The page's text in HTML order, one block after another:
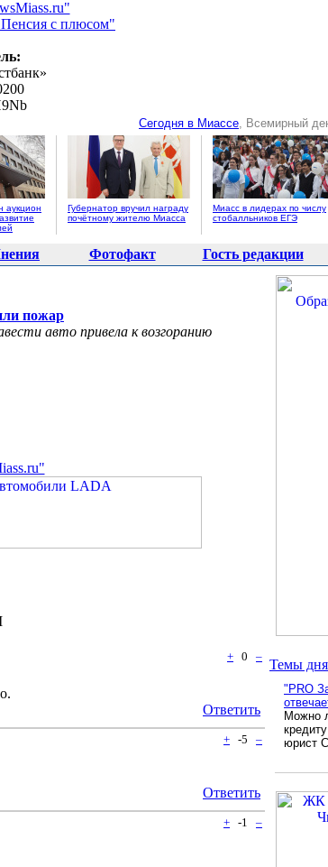
Сегодня в Миассе, Всемирный
аукцион
Губернатор вручил награду
почётному жителю Миасса
Миасс в лидерах по числу
стобалльников ЕГЭ
Фотофакт Гость редакции
пожар
авто привела к возгоранию
+ 0 –
Ответить
+ -5 –
Ответить
+ -1 –
Темы дня
"PRO
Можно
юрист